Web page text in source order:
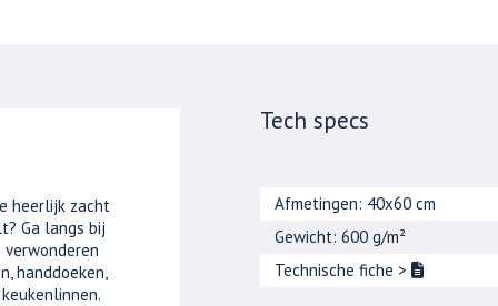
heerlijk zacht
Ga langs bij
handdoeken,
Tech specs
Afmetingen: 40x60 cm
Gewicht: 600 g/m²
Technische fiche >